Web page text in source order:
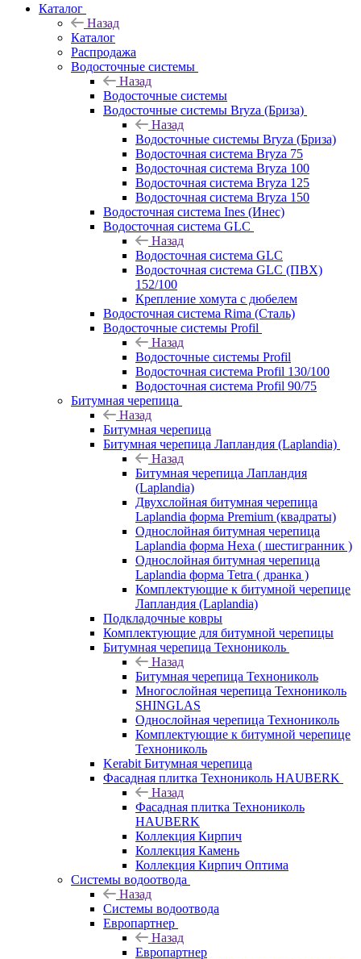
Каталог
Назад
Каталог
Распродажа
Водосточные системы
Назад
Водосточные системы
Водосточные системы Bryza (Бриза)
Назад
Водосточные системы Bryza (Бриза)
Водосточная система Bryza 75
Водосточная система Bryza 100
Водосточная система Bryza 125
Водосточная система Bryza 150
Водосточная система Ines (Инес)
Водосточная система GLC
Назад
Водосточная система GLC
Водосточная система GLC (ПВХ)
152/100
Крепление хомута с дюбелем
Водосточная система Rima (Сталь)
Водосточные системы Profil
Назад
Водосточные системы Profil
Водосточная система Profil 130/100
Водосточная система Profil 90/75
Битумная черепица
Назад
Битумная черепица
Битумная черепица Лапландия (Laplandia)
Назад
Битумная черепица Лапландия
(Laplandia)
Двухслойная битумная черепица
Laplandia форма Premium (квадраты)
Однослойная битумная черепица
Laplandia форма Hexa ( шестигранник )
Однослойная битумная черепица
Laplandia форма Tetra ( дранка )
Комплектующие к битумной черепице
Лапландия (Laplandia)
Подкладочные ковры
Комплектующие для битумной черепицы
Битумная черепица Технониколь
Назад
Битумная черепица Технониколь
Многослойная черепица Технониколь
SHINGLAS
Однослойная черепица Технониколь
Комплектующие к битумной черепице
Технониколь
Kerabit Битумная черепица
Фасадная плитка Технониколь HAUBERK
Назад
Фасадная плитка Технониколь
HAUBERK
Кол​лекция Кирпич
Кол​лекция Камень
Коллекция Кирпич Оптима
Системы водоотвода
Назад
Системы водоотвода
Европартнер
Назад
Европартнер